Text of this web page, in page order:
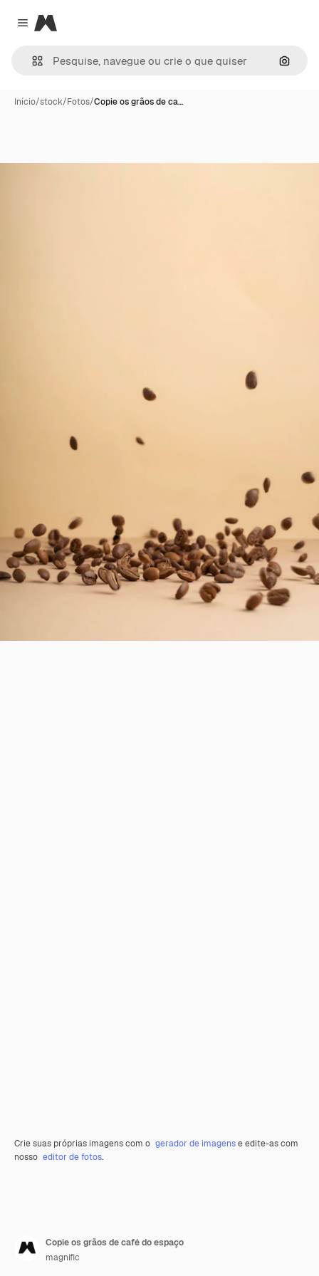
Close menu
Magnific
Início/stock/Fotos/Copie os grãos de ca…
Crie suas próprias imagens com o gerador de imagense edite-as com
nosso editor de fotos.
Copie os grãos de café do espaço
magnific